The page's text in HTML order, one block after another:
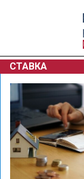
СТАВКА